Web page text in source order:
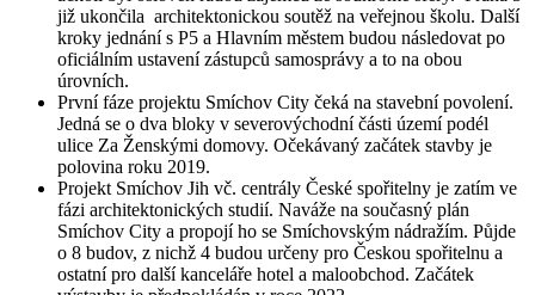
již ukončila architektonickou soutěž na veřejnou školu. Další
kroky jednání s P5 a Hlavním městem budou následovat po
oficiálním ustavení zástupců samosprávy a to na obou
úrovních.
První fáze projektu Smíchov City čeká na stavební povolení.
Jedná se o dva bloky v severovýchodní části území podél
ulice Za Ženskými domovy. Očekávaný začátek stavby je
polovina roku 2019.
Projekt Smíchov Jih vč. centrály České spořitelny je zatím ve
fázi architektonických studií. Naváže na současný plán
Smíchov City a propojí ho se Smíchovským nádražím. Půjde
o 8 budov, z nichž 4 budou určeny pro Českou spořitelnu a
ostatní pro další kanceláře hotel a maloobchod. Začátek